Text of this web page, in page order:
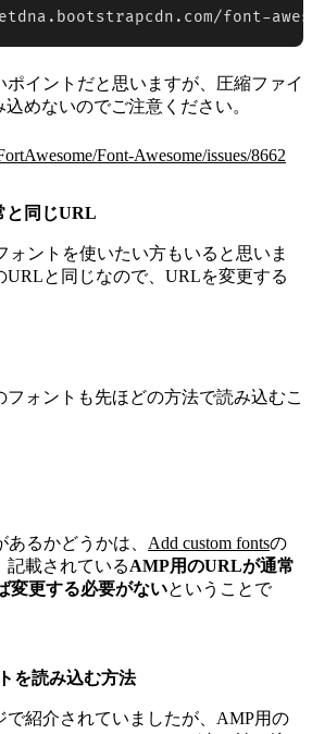
font-
ポイントだと思いますが、圧縮ファイ
込めないのでご注意ください。
Font-Awesome/issues/8662
と同じURL
ォントを使いたい方もいると思いま
URLと同じなので、URLを変更する
ォントも先ほどの方法で読み込むこ
るかどうかは、 Add custom fontsの
記載されているAMP用のURLが通常
変更する必要がないということで
を読み込む方法
で紹介されていましたが、AMP用の